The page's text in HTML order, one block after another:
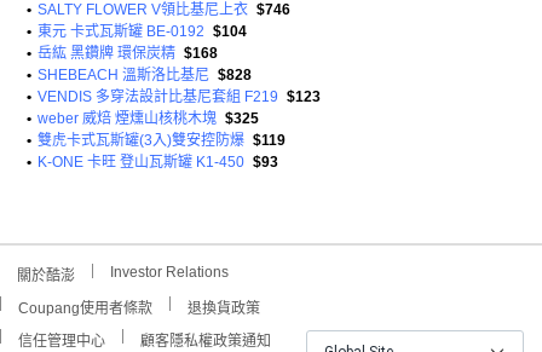
• SALTY FLOWER V領比基尼上衣 $746
• 東元 卡式瓦斯罐 BE-0192 $104
• 岳紘 黑鑽牌 環保炭精 $168
• SHEBEACH 溫斯洛比基尼 $828
• VENDIS 多穿法設計比基尼套組 F219 $123
• weber 威焙 煙燻山核桃木塊 $325
• 雙虎卡式瓦斯罐(3入)雙安控防爆 $119
• K-ONE 卡旺 登山瓦斯罐 K1-450 $93
關於酷澎 Investor Relations
Coupang使用者條款
退換貨政策
信任管理中心
顧客隱私權政策通知